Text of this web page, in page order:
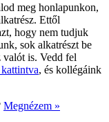
meg honlapunkon,
Ettől
hogy nem tudjuk
sok alkatrészt be
valót is. Vedd fel
, és kollégáink
Megnézem »